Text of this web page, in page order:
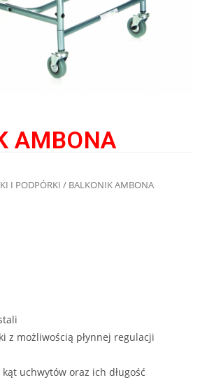
AMBONA
I PODPÓRKI / BALKONIK AMBONA
z możliwością płynnej regulacji
uchwytów oraz ich długość